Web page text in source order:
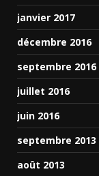
janvier 2017
décembre 2016
septembre 2016
juillet 2016
juin 2016
septembre 2013
août 2013